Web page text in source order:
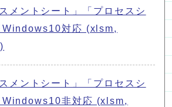
スメントシート」「プロセスシ
対応 (xlsm,
スメントシート」「プロセスシ
非対応 (xlsm,